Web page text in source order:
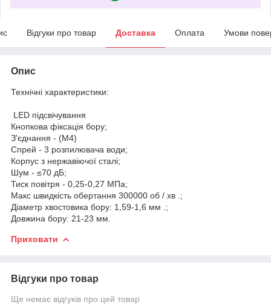
Відгуки про товар Доставка Оплата Умови
Опис
Технічні характеристики:
LED підсвічування
Кнопкова фіксація бору;
З'єднання - (M4)
Спрей - 3 розпилювача води;
Корпус з нержавіючої сталі;
Шум - ≤70 дБ;
Тиск повітря - 0,25-0,27 МПа;
Макс швидкість обертання 300000 об / хв .;
Діаметр хвостовика бору: 1,59-1,6 мм .;
Довжина бору: 21-23 мм.
Приховати
Відгуки про товар
Ще немає відгуків про цей товар